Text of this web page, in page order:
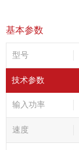
基本参数
型号
技术参数
输入功率
速度